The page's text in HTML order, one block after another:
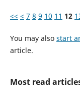
<< < 7 8 9 10 11 12
You may also start
article.
Most read